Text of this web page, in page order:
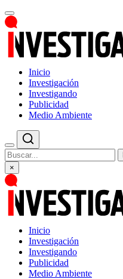
Inicio
Investigación
Investigando
Publicidad
Medio Ambiente
×
Inicio
Investigación
Investigando
Publicidad
Medio Ambiente